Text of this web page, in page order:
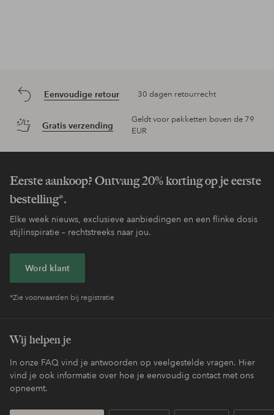
Eenvoudige retour 30 dagen retourrecht
Gratis verzending
Geldt voor pakketten boven de 79
EUR
Eerste aankoop? Ontvang 20% korting op je eerste
bestelling*.
Elke week nieuws, exclusieve aanbiedingen en een flinke dosis
stijlinspiratie – rechtstreeks naar jou.
Word klant
*Zie voorwaarden bij registratie
Wij helpen je
In onze FAQ vind je antwoorden op veelgestelde vragen. Hier
vind je ook informatie over hoe je eenvoudig contact met ons
opneemt.